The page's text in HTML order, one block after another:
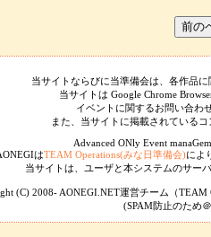
当サイトならびに当準備会は、各作品
当サイトは Google Chrome
イベントに関するお問い合わ
また、当サイトに掲載されている
Advanced ONly Event
はTEAM Operations(みな日準備会)によ
当サイトは、ユーザと本システムのサー
(C) 2008- AONEGI.NET運営チーム（TEAM
(SPAM防止のため